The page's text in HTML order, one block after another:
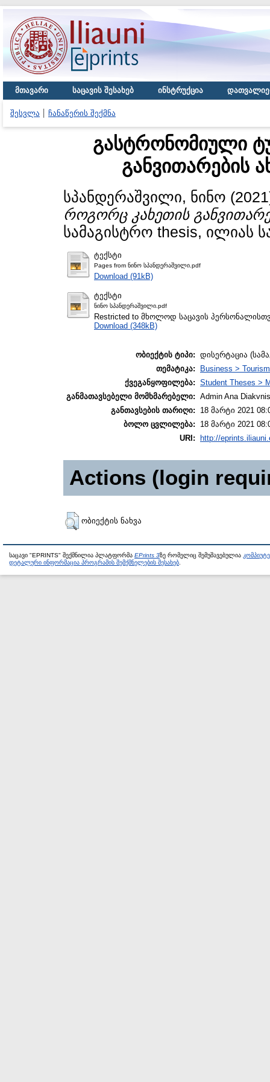
მთავარი საცავის შესახებ ინსტრუქცია
შესვლა ჩანაწერის შექმნა
გასტრონომიული
განვითარების
სპანდერაშვილი, ნინო
როგორც კახეთის
სამაგისტრო thesis, ილიას
ტექსტი
Pages from ნინო სპანდერაშვილი.pdf
Download (91kB)
ტექსტი
ნინო სპანდერაშვილი.pdf
Restricted to მხოლოდ საცავის
Download (348kB)
ობიექტის ტიპი: დისერტაცია
თემატიკა:
Business >
ქვეგანყოფილება: Student Theses >
განმათავსებელი მომხმარებელი: Admin Ana
განთავსების თარიღი:
18 მარტი 2021
ბოლო ცვლილება:
18 მარტი 2021
URI:
http://
Actions (login
ობიექტის ნახვა
საცავი "EPRINTS" შექმნილია პლატფორმა EPrints 3ზე რომელიც შემუშავებულია
დეტალური ინფორმაცია პროგრამის შემქმნელების შესახებ.